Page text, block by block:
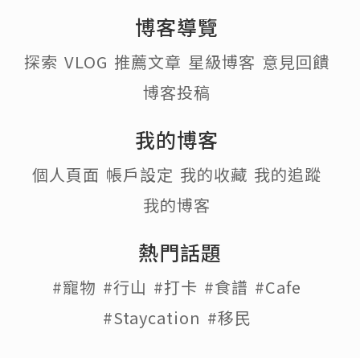
博客導覽
探索 VLOG 推薦文章 星級博客 意見回饋
博客投稿
我的博客
個人頁面 帳戶設定 我的收藏 我的追蹤
我的博客
熱門話題
#寵物 #行山 #打卡 #食譜 #Cafe
#Staycation #移民